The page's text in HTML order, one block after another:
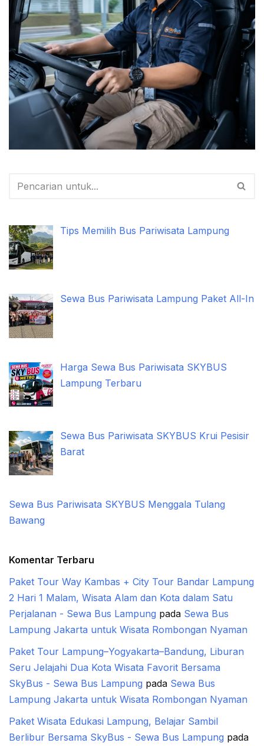
Tips Memilih Bus Pariwisata Lampung
Sewa Bus Pariwisata Lampung Paket All-In
Harga Sewa Bus Pariwisata SKYBUS
Lampung Terbaru
Sewa Bus Pariwisata SKYBUS Krui Pesisir
Barat
Sewa Bus Pariwisata SKYBUS Menggala Tulang
Bawang
Komentar Terbaru
Paket Tour Way Kambas + City Tour Bandar Lampung
2 Hari 1 Malam, Wisata Alam dan Kota dalam Satu
Perjalanan - Sewa Bus Lampung pada Sewa Bus
Lampung Jakarta untuk Wisata Rombongan Nyaman
Paket Tour Lampung–Yogyakarta–Bandung, Liburan
Seru Jelajahi Dua Kota Wisata Favorit Bersama
SkyBus - Sewa Bus Lampung pada Sewa Bus
Lampung Jakarta untuk Wisata Rombongan Nyaman
Paket Wisata Edukasi Lampung, Belajar Sambil
Berlibur Bersama SkyBus - Sewa Bus Lampung pada